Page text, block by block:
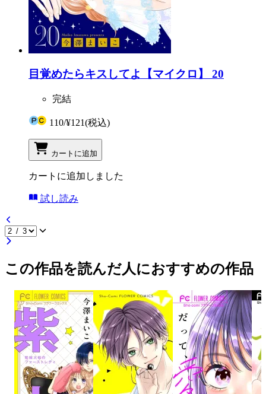
目覚めたらキスしてよ【マイクロ】 20
完結
110/¥121(税込)
カートに追加
カートに追加しました
試し読み
この作品を読んだ人におすすめの作品